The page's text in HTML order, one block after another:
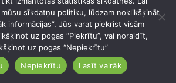
centrā, Āgenskalnā, T/C Spice, T/C
vairāk nekā 20 dažādu veidu
uzkodas. Ēdienkartē sev gardu maltīti
un vegāni līdz ar to pievarēt izsalkumu
sīkdatņu politiku, lūdzam noklikšķināt
informācijas”. Jūs varat piekrist visām
uz pogas “Piekrītu”, vai noraidīt,
uz pogas “Nepiekrītu”
Nepiekrītu Lasīt vairāk